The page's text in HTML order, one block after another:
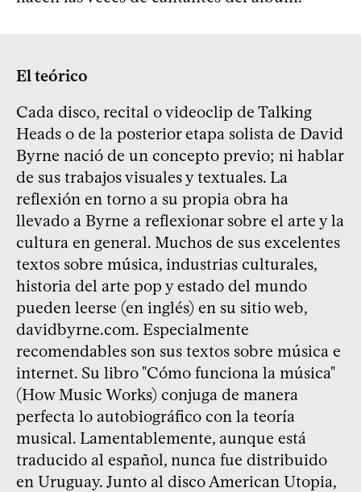
El teórico
Cada disco, recital o videoclip de Talking
Heads o de la posterior etapa solista de David
Byrne nació de un concepto previo; ni hablar
de sus trabajos visuales y textuales. La
reflexión en torno a su propia obra ha
llevado a Byrne a reflexionar sobre el arte y la
cultura en general. Muchos de sus excelentes
textos sobre música, industrias culturales,
historia del arte pop y estado del mundo
pueden leerse (en inglés) en su sitio web,
davidbyrne.com. Especialmente
recomendables son sus textos sobre música e
internet. Su libro "Cómo funciona la música"
(How Music Works) conjuga de manera
perfecta lo autobiográfico con la teoría
musical. Lamentablemente, aunque está
traducido al español, nunca fue distribuido
en Uruguay. Junto al disco American Utopia,